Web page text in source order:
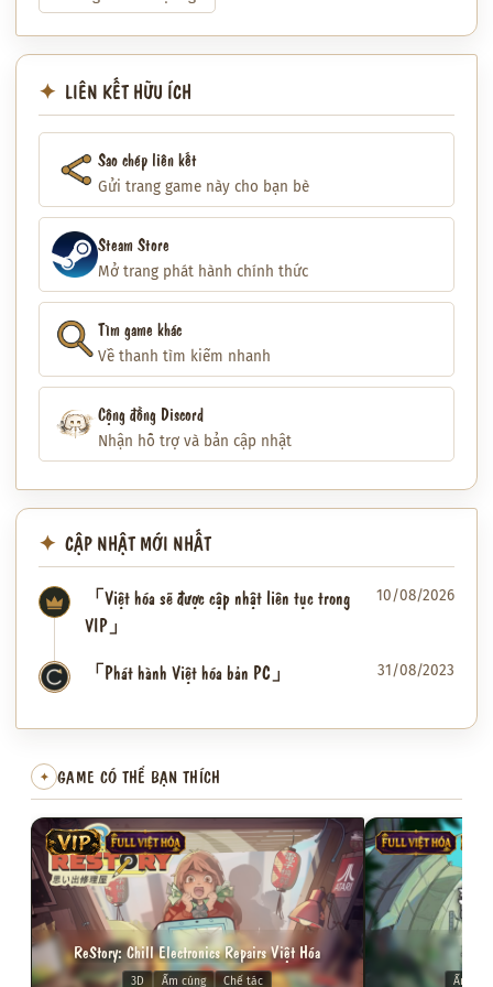
LIÊN KẾT HỮU ÍCH
Sao chép liên kết
Gửi trang game này cho bạn bè
Steam Store
Mở trang phát hành chính thức
Tìm game khác
Về thanh tìm kiếm nhanh
Cộng đồng Discord
Nhận hỗ trợ và bản cập nhật
CẬP NHẬT MỚI NHẤT
「Việt hóa sẽ được cập nhật liên tục trong
VIP」
10/08/2026
✦ 「Phát hành Việt hóa bản PC」 31/08/2023
✦ GAME CÓ THỂ BẠN THÍCH
VIP FULL VIỆT HÓA
ReStory: Chill Electronics Repairs Việt Hóa
3D Ấm cúng Chế tác
FULL VIỆT HÓAVIP
Ấm